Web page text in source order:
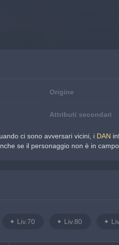
Origine
Attributi secondari
ci sono avversari vicini, i DAN
se il personaggio non è in campo.
Liv.70 Liv.80